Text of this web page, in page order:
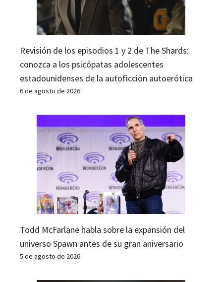
Revisión de los episodios 1 y 2 de The Shards:
conozca a los psicópatas adolescentes
estadounidenses de la autoficción autoerótica
6 de agosto de 2026
Todd McFarlane habla sobre la expansión del
universo Spawn antes de su gran aniversario
5 de agosto de 2026